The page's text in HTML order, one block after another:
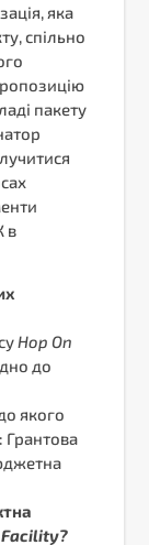
яка
спільно
пакету
в
Hop On
до
якого
Грантова
Facility?